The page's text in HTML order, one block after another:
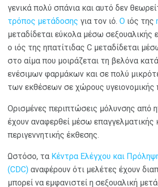
γενικά πολύ σπάνια και αυτό δεν
τρόπος μετάδοσης για τον ιό. Ο ιός της
μεταδίδεται εύκολα μέσω σεξουαλικής
ο ιός της ηπατίτιδας C μεταδίδεται
στο αίμα που μοιράζεται τη βελόνα
ενέσιμων φαρμάκων και σε πολύ
των εκθέσεων σε χώρους υγειονομικής
Ορισμένες περιπτώσεις μόλυνσης από
έχουν αναφερθεί μέσω επαγγελματικής
περιγεννητικής έκθεσης.
Ωστόσο, τα Κέντρα Ελέγχου και
(CDC) αναφέρουν ότι μελέτες έχουν
μπορεί να εμφανιστεί η σεξουαλική